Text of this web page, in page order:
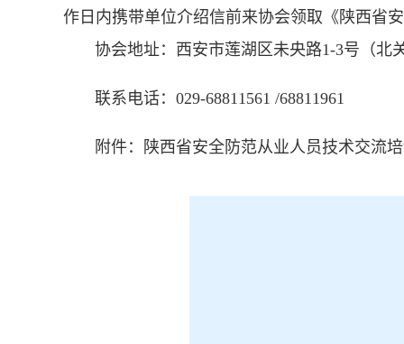
作日内携带单位介绍信前来协会领取《陕西省
协会地址：西安市莲湖区未央路1-3号（北
联系电话：029-68811561 /68811961
附件：陕西省安全防范从业人员技术交流培